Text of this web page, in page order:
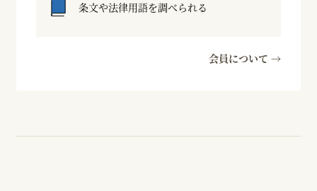
条文や法律用語を調べられる
会員について →